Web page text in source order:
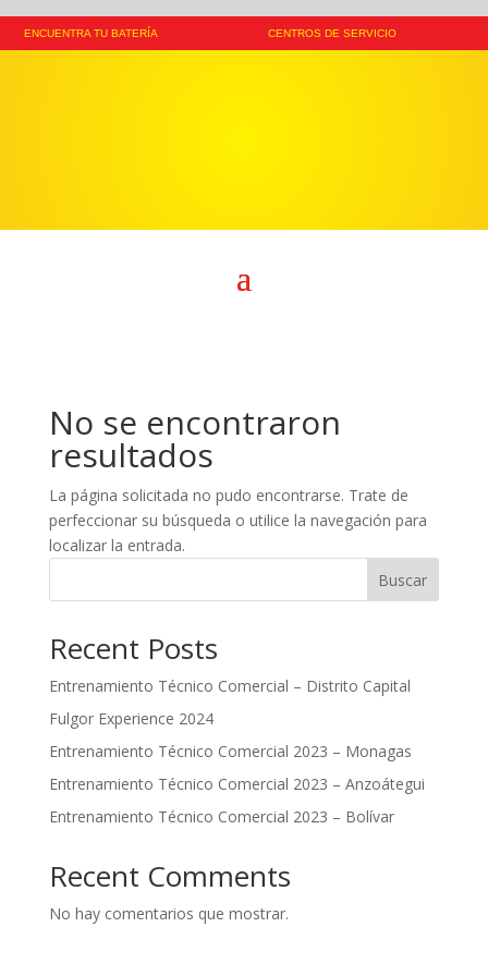
ENCUENTRA TU BATERÍA CENTROS DE SERVICIO
No se encontraron
resultados
La página solicitada no pudo encontrarse. Trate de
perfeccionar su búsqueda o utilice la navegación para
localizar la entrada.
Buscar
Recent Posts
Entrenamiento Técnico Comercial – Distrito Capital
Fulgor Experience 2024
Entrenamiento Técnico Comercial 2023 – Monagas
Entrenamiento Técnico Comercial 2023 – Anzoátegui
Entrenamiento Técnico Comercial 2023 – Bolívar
Recent Comments
No hay comentarios que mostrar.